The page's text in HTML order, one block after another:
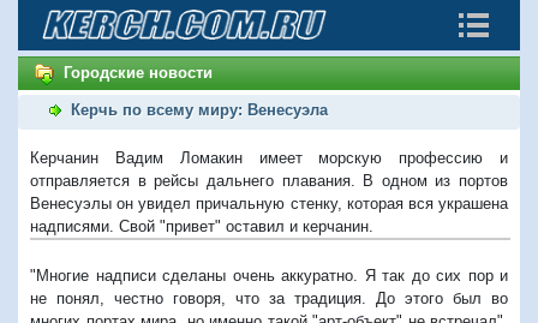
Городские новости
Керчь по всему миру: Венесуэла
Керчанин Вадим Ломакин имеет морскую профессию и
отправляется в рейсы дальнего плавания. В одном из портов
Венесуэлы он увидел причальную стенку, которая вся украшена
надписями. Свой "привет" оставил и керчанин.
"Многие надписи сделаны очень аккуратно. Я так до сих пор и
не понял, честно говоря, что за традиция. До этого был во